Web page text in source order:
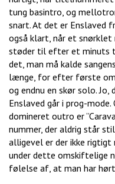
tung basintro, og
snart. At det er Enslaved
også klart, når et
støder til efter et minuts
det, man må kalde
længe, for efter første
og endnu en skør solo.
Enslaved går i prog-
domineret outro er
nummer, der aldrig står
alligevel er der ikke
under dette omskiftelige
følelse af, at man har